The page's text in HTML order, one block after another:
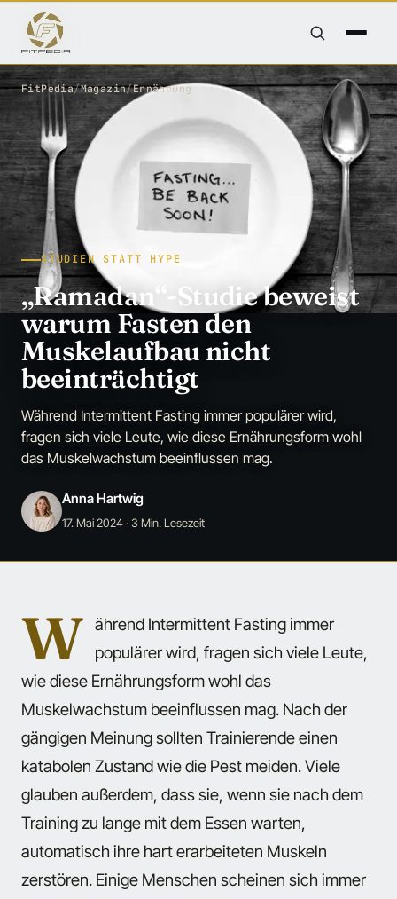
FitPedia/Magazin/Ernährung
STUDIEN STATT HYPE
„Ramadan“-Studie beweist
warum Fasten den
Muskelaufbau nicht
beeinträchtigt
Während Intermittent Fasting immer populärer wird,
fragen sich viele Leute, wie diese Ernährungsform wohl
das Muskelwachstum beeinflussen mag.
Anna Hartwig
17. Mai 2024· 3 Min. Lesezeit
W ährend Intermittent Fasting immer
populärer wird, fragen sich viele Leute,
wie diese Ernährungsform wohl das
Muskelwachstum beeinflussen mag. Nach der
gängigen Meinung sollten Trainierende einen
katabolen Zustand wie die Pest meiden. Viele
glauben außerdem, dass sie, wenn sie nach dem
Training zu lange mit dem Essen warten,
automatisch ihre hart erarbeiteten Muskeln
zerstören. Einige Menschen scheinen sich immer